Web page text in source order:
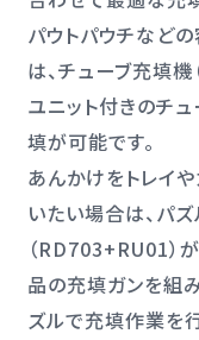
パウトパウチなど
は、チューブ充填
ユニット付きのチ
填が可能です。
あんかけをトレイ
いたい場合は、パ
（RD703+RU01）
品の充填ガンを組
ズルで充填作業を